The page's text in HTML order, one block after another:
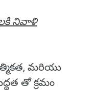
నివాళి
మరియు
తో క్రమం